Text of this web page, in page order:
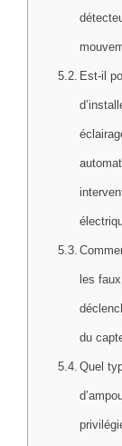
Est-il
les faux
du
Quel